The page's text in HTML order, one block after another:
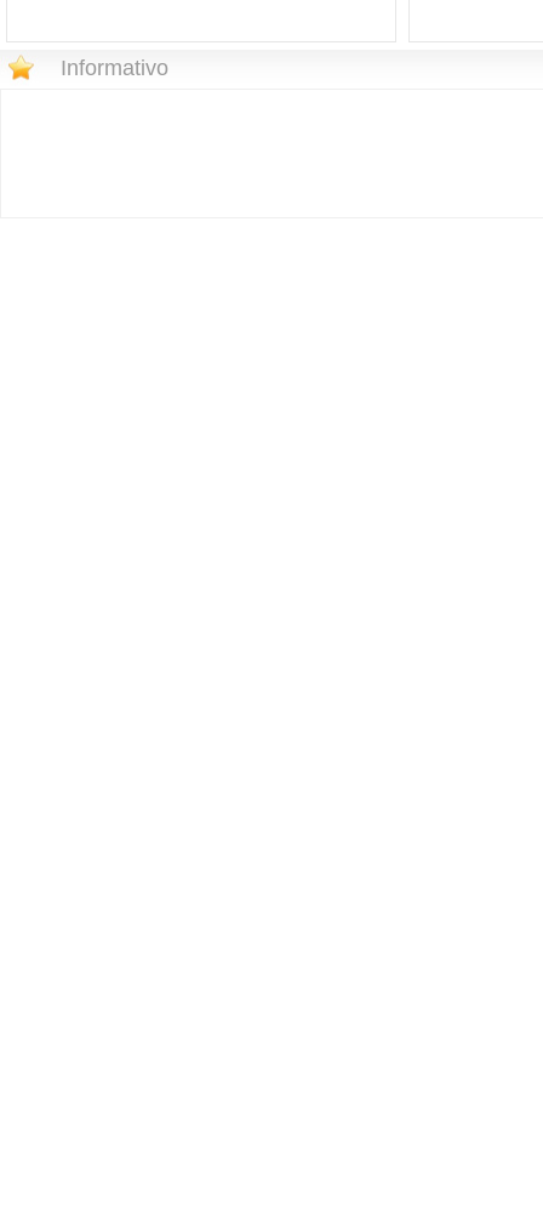
Informativo